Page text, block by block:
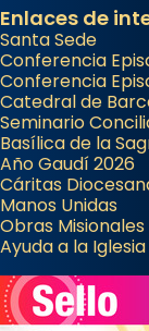
Enlaces de
Santa Sede
Conferencia
Conferencia
Catedral de
Seminario
Basílica de la
Año Gaudí 2026
Cáritas
Manos Unidas
Obras
Ayuda a la